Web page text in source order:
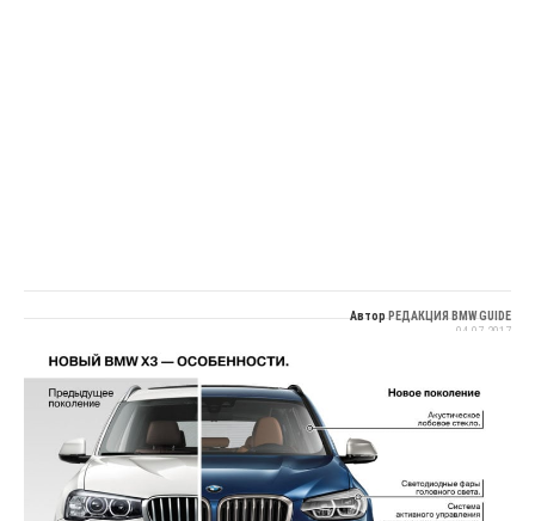
АвторРЕДАКЦИЯ BMW GUIDE
04.07.2017